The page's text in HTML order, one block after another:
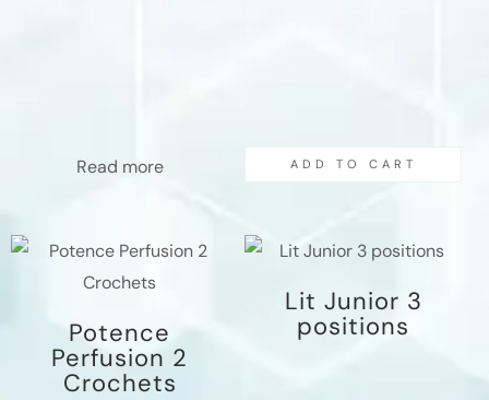
Read more ADD TO CART
Potence
Perfusion 2
Crochets
Lit Junior 3
positions